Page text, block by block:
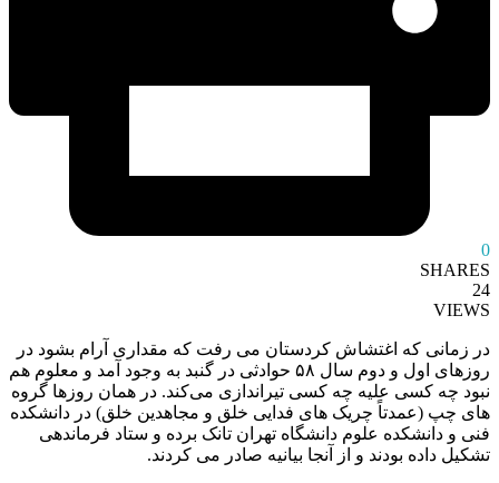
0
SHARES
24
VIEWS
در زمانی که اغتشاش کردستان می رفت که مقداری آرام بشود در
روزهای اول و دوم سال ۵۸ حوادثی در گنبد به وجود آمد و معلوم هم
نبود چه کسی علیه چه کسی تیراندازی می‌کند. در همان روزها گروه
های چپ (عمدتاً چریک های فدایی خلق و مجاهدین خلق) در دانشکده
فنی و دانشکده علوم دانشگاه تهران تانک برده و ستاد فرماندهی
تشکیل داده بودند و از آنجا بیانیه صادر می کردند.